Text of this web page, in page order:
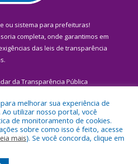
ou sistema para prefeituras!
completa, onde garantimos em
das leis de transparência
da Transparência Pública
a Prefeitura Municipal de Igarapé-
Miri.
melhorar sua experiência de
utilizar nosso portal, você
de monitoramento de cookies.
sobre como isso é feito, acesse
mais). Se você concorda, clique em